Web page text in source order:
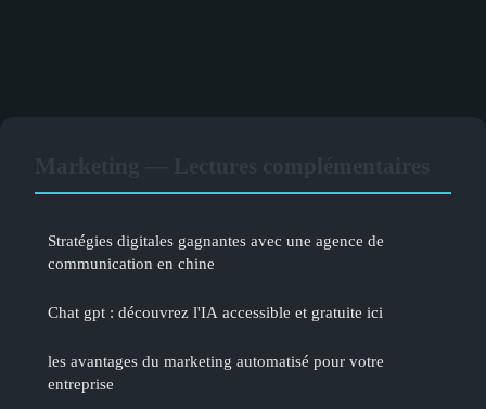
Stratégies digitales gagnantes avec une agence de
communication en chine
Chat gpt : découvrez l'IA accessible et gratuite ici
les avantages du marketing automatisé pour votre
entreprise